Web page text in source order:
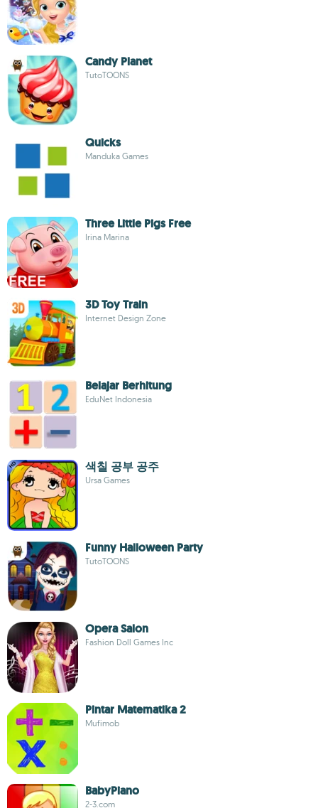
Candy Planet
TutoTOONS
Quicks
Manduka Games
Three Little Pigs Free
Irina Marina
3D Toy Train
Internet Design Zone
Belajar Berhitung
EduNet Indonesia
색칠 공부 공주
Ursa Games
Funny Halloween Party
TutoTOONS
Opera Salon
Fashion Doll Games Inc
Pintar Matematika 2
Mufimob
BabyPiano
2-3.com